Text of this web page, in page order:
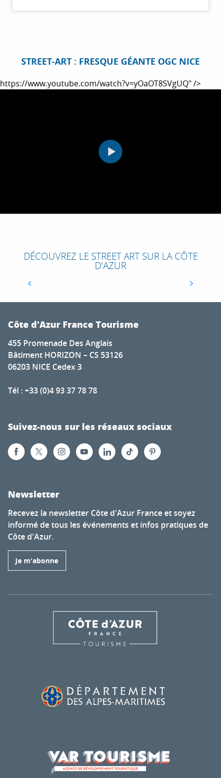
STREET-ART : FRESQUE GÉANTE OGC NICE
https://www.youtube.com/watch?v=yOaOT8SVgUQ" />
DÉCOUVREZ LE STREET ART SUR LA CÔTE
D'AZUR
DU FESTIVAL POÉSIE URBAINE CET ÉTÉ !
Côte d'Azur France Tourisme
455 Promenade Des Anglais
Bâtiment HORIZON – CS 53126
06203 NICE Cedex 3
Tél : +33 (0)4 93 37 78 78
Suivez-nous sur les réseaux sociaux
Newsletter
Recevez la newsletter Côte d'Azur France et soyez
informé de tous les événements et infos pratiques de
Côte d'Azur.
Je m'abonne